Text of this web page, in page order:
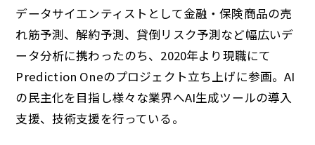
データサイエンティストとして金融・保険商品の売
れ筋予測、解約予測、貸倒リスク予測など幅広いデ
ータ分析に携わったのち、2020年より現職にて
Prediction Oneのプロジェクト立ち上げに参画。AI
の民主化を目指し様々な業界へAI生成ツールの導入
支援、技術支援を行っている。